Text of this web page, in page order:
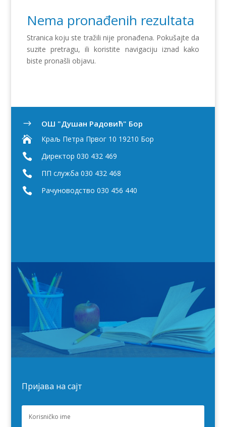
Nema pronađenih rezultata
Stranica koju ste tražili nije pronađena. Pokušajte da
suzite pretragu, ili koristite navigaciju iznad kako
biste pronašli objavu.
$
OШ "Душан Радовић" Бор

Краљ Петра Првог 10 19210 Бор
 Директор 030 432 469
 ПП служба 030 432 468
 Рачуноводство 030 456 440
Пријава на сајт